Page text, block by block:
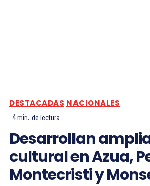
DESTACADAS NACIONALES
4min. de lectura
Desarrollan
cultural en Azua,
Montecristi y